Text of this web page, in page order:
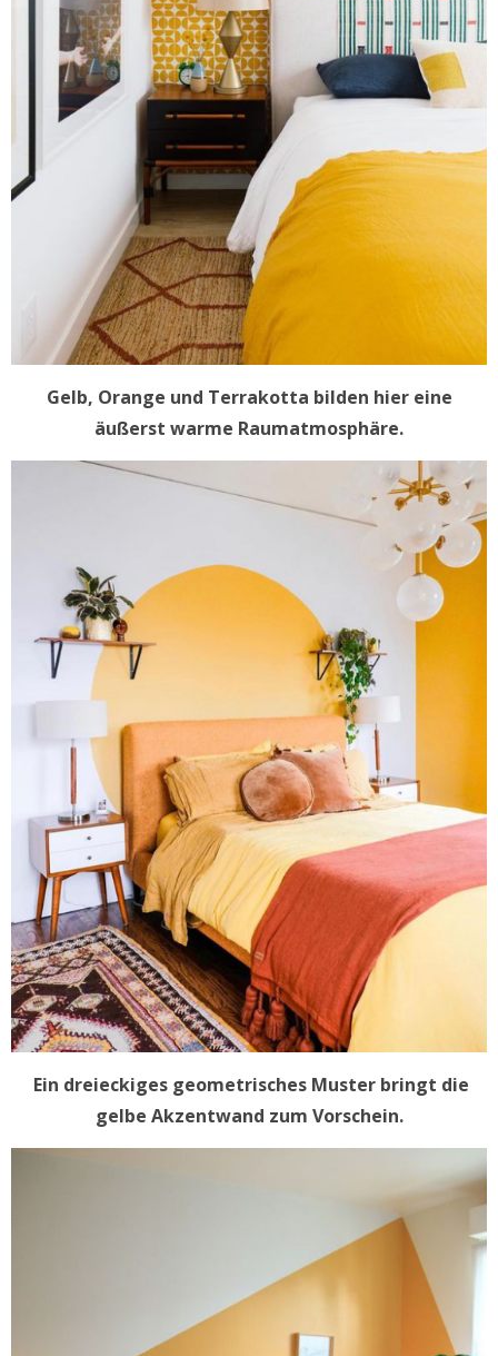
Gelb, Orange und Terrakotta bilden hier eine
äußerst warme Raumatmosphäre.
Ein dreieckiges geometrisches Muster bringt die
gelbe Akzentwand zum Vorschein.